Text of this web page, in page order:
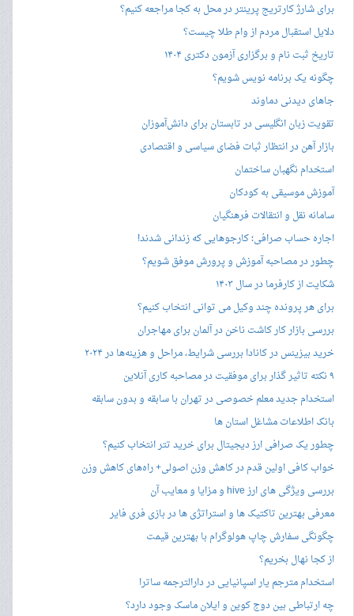
برای شارژ کارتریج پرینتر در محل به کجا مراجعه کنیم؟
دلایل استقبال مردم از وام طلا چیست؟
تاریخ ثبت نام و برگزاری آزمون دکتری ۱۴۰۴
چگونه یک برنامه نویس شویم؟
جاهای دیدنی دماوند
تقویت زبان انگلیسی در تابستان برای دانش‌آموزان
بازار آهن در انتظار ثبات فضای سیاسی و اقتصادی
استخدام نگهبان ساختمان
آموزش موسیقی به کودکان
سامانه نقل و انتقالات فرهنگیان
اجاره حساب صرافی؛ کارجوهایی که زندانی شدند!
چطور در مصاحبه‌ آموزش و پرورش موفق شویم؟
شکایت از کارفرما در سال ۱۴۰۳
برای هر پرونده چند وکیل می توانی انتخاب کنیم؟
بررسی بازار کار کاشت ناخن در آلمان برای مهاجران
خرید بیزینس در کانادا بررسی شرایط، مراحل و هزینه‌ها در ۲۰۲۴
۹ نکته تاثیر گذار برای موفقیت در مصاحبه کاری آنلاین
استخدام جدید معلم خصوصی در تهران با سابقه و بدون سابقه
بانک اطلاعات مشاغل استان ها
چطور یک صرافی ارز دیجیتال برای خرید تتر انتخاب کنیم؟
خواب کافی اولین قدم در کاهش وزن اصولی+ راه‌های کاهش وزن
بررسی ویژگی های ارز hive و مزایا و معایب آن
معرفی بهترین تاکتیک ها و استراتژی ها در بازی فری فایر
چگونگی سفارش چاپ هولوگرام با بهترین قیمت
از کجا نهال بخریم؟
استخدام مترجم یار اسپانیایی در دارالترجمه ساترا
چه ارتباطی بین دوج کوین و ایلان ماسک وجود دارد؟